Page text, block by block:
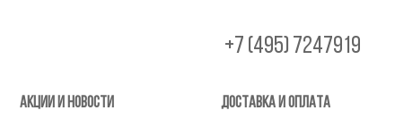
+7 (495) 7247919
Акции и новости Доставка и оплата